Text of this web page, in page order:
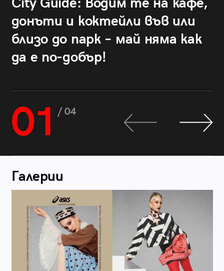
донъти и коктейли във или
близо до парк – май няма как
да е по-добър!
01 / 04
Галерии